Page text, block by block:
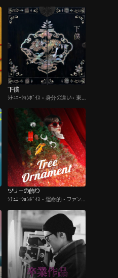
下僕
ｼﾁｭｴｰｼｮﾝﾎﾞｲｽ • 身分の違い • 東
ツリーの飾り
ｼﾁｭｴｰｼｮﾝﾎﾞｲｽ • 運命的 • ファンタ